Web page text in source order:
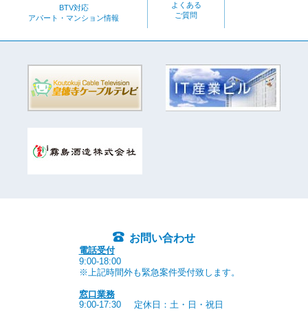
BTV対応
アパート・マンション情報
よくある
ご質問
お問い合わせ
電話受付
9:00-18:00
※上記時間外も緊急案件受付致します。
窓口業務
9:00-17:30
定休日：土・日・祝日